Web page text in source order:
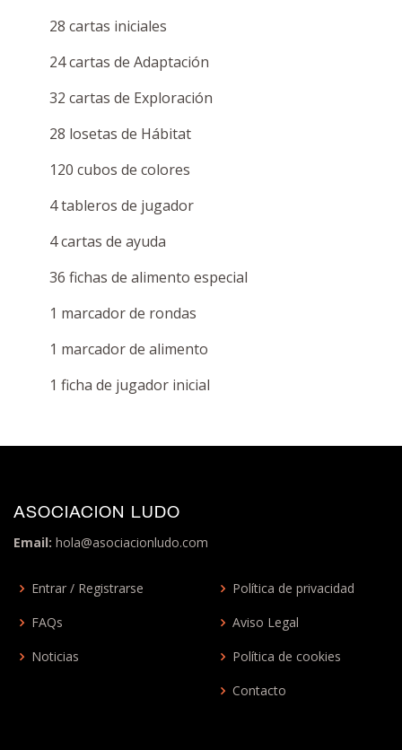
28 cartas iniciales
24 cartas de Adaptación
32 cartas de Exploración
28 losetas de Hábitat
120 cubos de colores
4 tableros de jugador
4 cartas de ayuda
36 fichas de alimento especial
1 marcador de rondas
1 marcador de alimento
1 ficha de jugador inicial
ASOCIACION LUDO
Email: hola@asociacionludo.com
Entrar / Registrarse
FAQs
Noticias
Política de privacidad
Aviso Legal
Política de cookies
Contacto